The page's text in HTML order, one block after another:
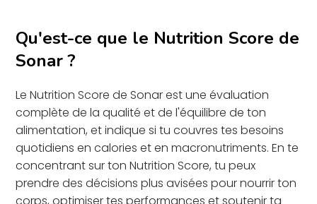
Qu'est-ce que le Nutrition Score de
Sonar ?
Le Nutrition Score de Sonar est une évaluation
complète de la qualité et de l'équilibre de ton
alimentation, et indique si tu couvres tes besoins
quotidiens en calories et en macronutriments. En te
concentrant sur ton Nutrition Score, tu peux
prendre des décisions plus avisées pour nourrir ton